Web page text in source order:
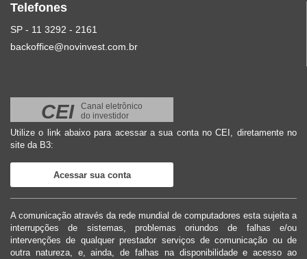
Telefones
SP - 11 3292 - 2161
backoffice@novinvest.com.br
CEI
Canal eletrônico
do investidor
Utilize o link abaixo para acessar a sua conta no CEI, diretamente no
site da B3:
Acessar sua conta
A comunicação através da rede mundial de computadores esta sujeita a
interrupções de sistemas, problemas oriundos de falhas e/ou
intervenções de qualquer prestador serviços de comunicação ou de
outra natureza, e, ainda, de falhas na disponibilidade e acesso ao